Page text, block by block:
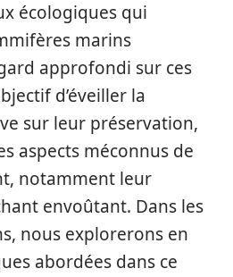
écologiques qui
marins
approfondi sur ces
d’éveiller la
sur leur préservation,
aspects méconnus de
notamment leur
envoûtant. Dans les
nous explorerons en
abordées dans ce